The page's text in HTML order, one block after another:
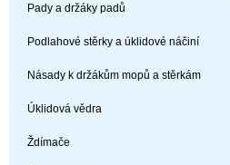
Pady a držáky padů
Podlahové stěrky a úklidové náčiní
Násady k držákům mopů a stěrkám
Úklidová vědra
Ždímače